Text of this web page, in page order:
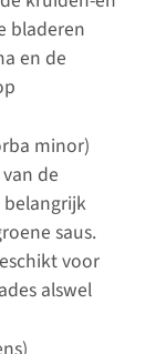
bladeren
en de
minor)
de
belangrijk
saus.
voor
alswel